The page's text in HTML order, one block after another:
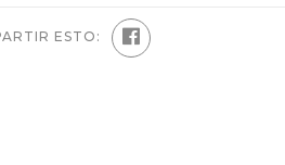
ESTO: